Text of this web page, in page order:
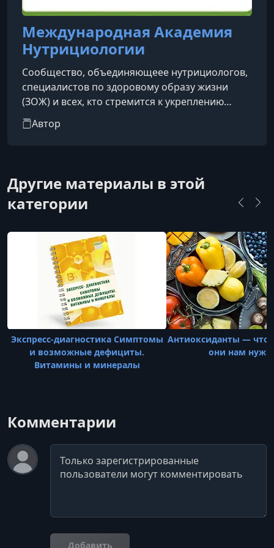
Международная Академия
Нутрициологии
Сообщество, объединяющеее нутрициологов,
специалистов по здоровому образу жизни
(ЗОЖ) и всех, кто стремится к укреплению
здоровья и самореализации в этой сфере.
Автор
Другие материалы в этой
категории
Экспресс-диагностика Симптомы
и возможные дефициты.
Витамины и минералы
Антиоксиданты — что
они нам
Комментарии
Комментарий
Добавить